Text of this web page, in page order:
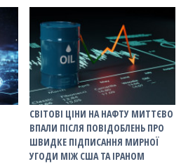
СВІТОВІ ЦІНИ НА НАФТУ МИТТЄВО
ВПАЛИ ПІСЛЯ ПОВІДОБЛЕНЬ ПРО
ШВИДКЕ ПІДПИСАННЯ МИРНОЇ
УГОДИ МІЖ США ТА ІРАНОМ